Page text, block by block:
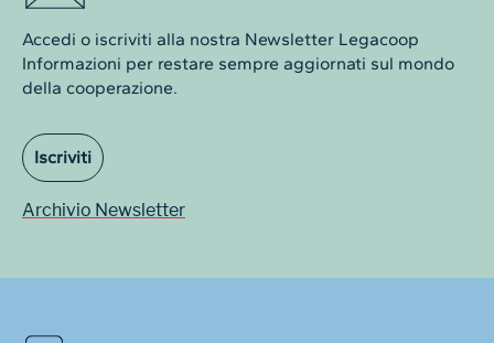
Accedi o iscriviti alla nostra Newsletter Legacoop
Informazioni per restare sempre aggiornati sul mondo
della cooperazione.
Iscriviti
Archivio Newsletter